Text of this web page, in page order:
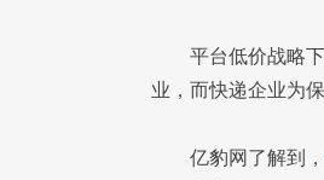
平台低价战略
业，而快递企业为
亿豹网了解到，